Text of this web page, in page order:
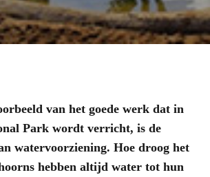
van het goede werk dat in
Park wordt verricht, is de
watervoorziening. Hoe droog het
hebben altijd water tot hun